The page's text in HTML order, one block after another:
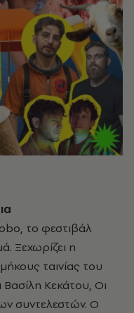
το φεστιβάλ
Ξεχωρίζει η
ταινίας του
Κεκάτου, Οι
συντελεστών. Ο